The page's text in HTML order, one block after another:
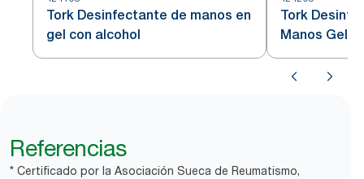
Tork Desinfectante de manos en
gel con alcohol
Tork
Manos Gel
Referencias
* Certificado por la Asociación Sueca de Reumatismo,